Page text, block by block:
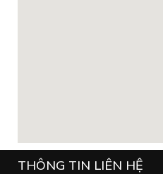
THÔNG TIN LIÊN HỆ